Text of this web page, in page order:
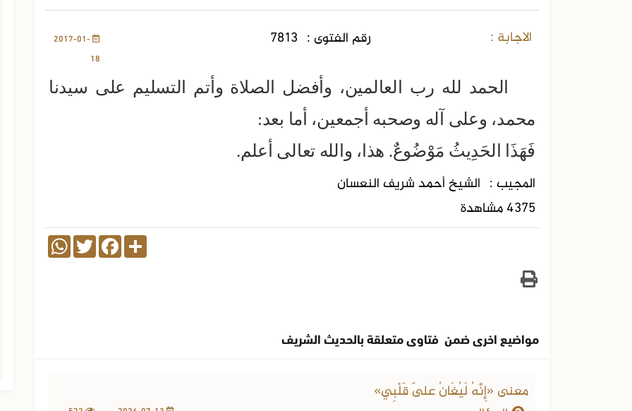
الاجابة : رقم الفتوى : 7813
2017-01-
18
الحمد لله رب العالمين، وأفضل الصلاة وأتم التسليم على سيدنا
محمد، وعلى آله وصحبه أجمعين، أما بعد:
فَهَذَا الحَدِيثُ مَوْضُوعٌ. هذا، والله تعالى أعلم.
المجيب : الشيخ أحمد شريف النعسان
4375 مشاهدة
Share
Facebook
Twitter
WhatsApp
مواضيع اخرى ضمن فتاوى متعلقة بالحديث الشريف
معنى «إِنَّهُ لَيُغَانُ عَلَى قَلْبِي»